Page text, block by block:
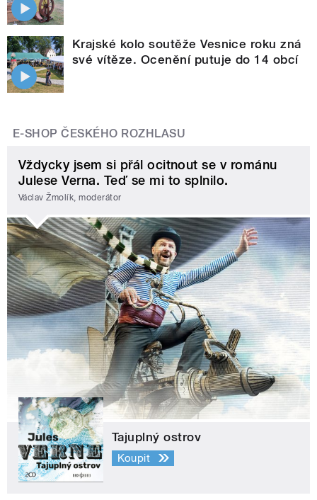
Krajské kolo soutěže Vesnice roku zná
své vítěze. Ocenění putuje do 14 obcí
E-SHOP ČESKÉHO ROZHLASU
Vždycky jsem si přál ocitnout se v románu
Julese Verna. Teď se mi to splnilo.
Václav Žmolík, moderátor
Tajuplný ostrov
Koupit